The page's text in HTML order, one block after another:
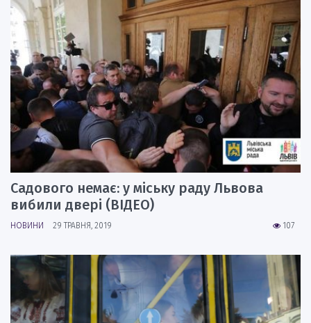
Садового немає: у міську раду Львова
вибили двері (ВІДЕО)
107
НОВИНИ 29 ТРАВНЯ, 2019